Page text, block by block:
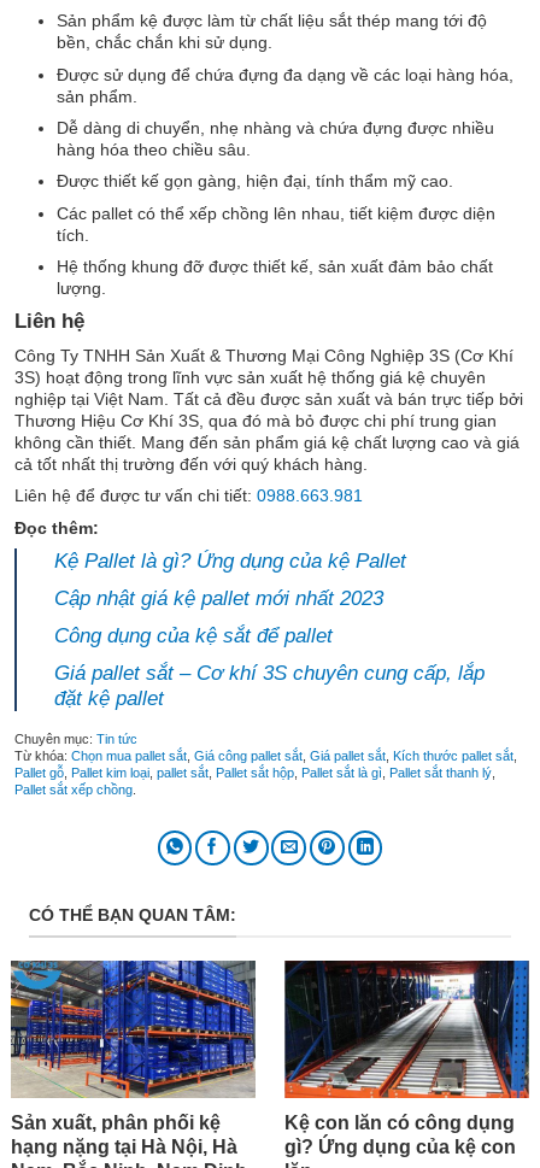
Sản phẩm kệ được làm từ chất liệu sắt thép mang tới độ
bền, chắc chắn khi sử dụng.
Được sử dụng để chứa đựng đa dạng về các loại hàng hóa,
sản phẩm.
Dễ dàng di chuyển, nhẹ nhàng và chứa đựng được nhiều
hàng hóa theo chiều sâu.
Được thiết kế gọn gàng, hiện đại, tính thẩm mỹ cao.
Các pallet có thể xếp chồng lên nhau, tiết kiệm được diện
tích.
Hệ thống khung đỡ được thiết kế, sản xuất đảm bảo chất
lượng.
Liên hệ
Công Ty TNHH Sản Xuất & Thương Mại Công Nghiệp 3S (Cơ Khí
3S) hoạt động trong lĩnh vực sản xuất hệ thống giá kệ chuyên
nghiệp tại Việt Nam. Tất cả đều được sản xuất và bán trực tiếp bởi
Thương Hiệu Cơ Khí 3S, qua đó mà bỏ được chi phí trung gian
không cần thiết. Mang đến sản phẩm giá kệ chất lượng cao và giá
cả tốt nhất thị trường đến với quý khách hàng.
Liên hệ để được tư vấn chi tiết: 0988.663.981
Đọc thêm:
Kệ Pallet là gì? Ứng dụng của kệ Pallet
Cập nhật giá kệ pallet mới nhất 2023
Công dụng của kệ sắt để pallet
Giá pallet sắt – Cơ khí 3S chuyên cung cấp, lắp
đặt kệ pallet
Chuyên mục: Tin tức
Từ khóa: Chọn mua pallet sắt Giá công pallet sắt Giá pallet sắt Kích thước pallet sắt
Pallet gỗ Pallet kim loại pallet sắt Pallet sắt hộp Pallet sắt là gì Pallet sắt thanh lý
Pallet sắt xếp chồng
CÓ THỂ BẠN QUAN TÂM:
Sản xuất, phân phối kệ
hạng nặng tại Hà Nội, Hà
Kệ con lăn có công dụng
gì? Ứng dụng của kệ con